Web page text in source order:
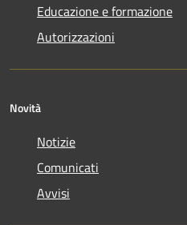
Educazione e formazione
Autorizzazioni
Novità
Notizie
Comunicati
Avvisi